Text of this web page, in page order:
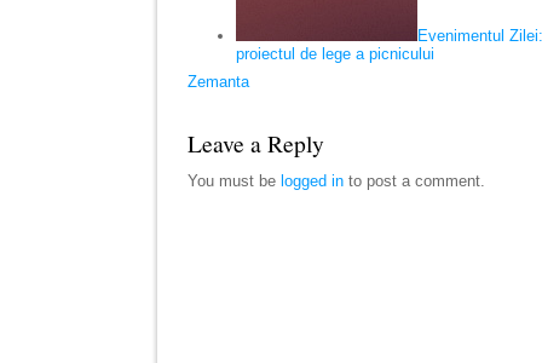
Evenimentul
proiectul de lege a picnicului
Zemanta
Leave a Reply
You must be logged in to post a comment.